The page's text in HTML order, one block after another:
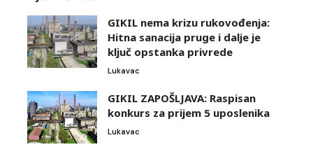
GIKIL nema krizu rukovođenja:
Hitna sanacija pruge i dalje je
ključ opstanka privrede
Lukavac
GIKIL ZAPOŠLJAVA: Raspisan
konkurs za prijem 5 uposlenika
Lukavac